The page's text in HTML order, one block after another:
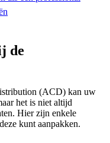
de
(ACD) kan uw
het is niet altijd
Hier zijn enkele
kunt aanpakken.